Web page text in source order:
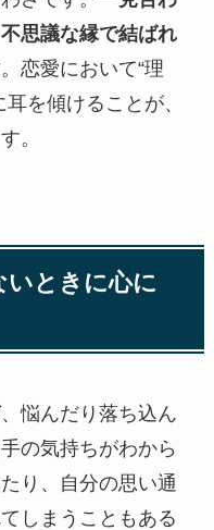
思議な縁で結ばれ
恋愛において“理
を傾けることが、
。
いときに心に
悩んだり落ち込ん
の気持ちがわから
り、自分の思い通
しまうこともある